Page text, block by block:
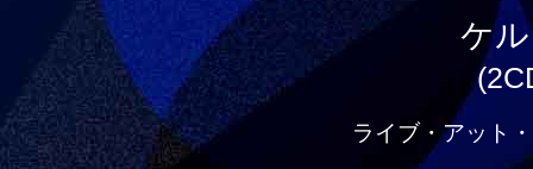
ケ
ライブ・アット